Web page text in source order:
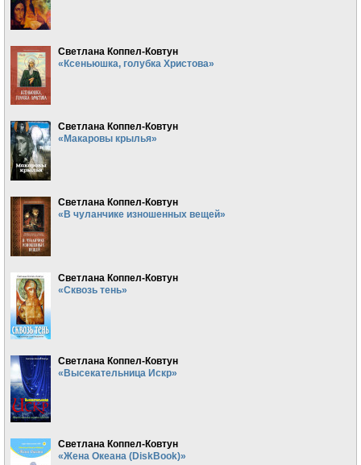
Светлана Коппел-Ковтун
«Ксеньюшка, голубка Христова»
Светлана Коппел-Ковтун
«Макаровы крылья»
Светлана Коппел-Ковтун
«В чуланчике изношенных вещей»
Светлана Коппел-Ковтун
«Сквозь тень»
Светлана Коппел-Ковтун
«Высекательница Искр»
Светлана Коппел-Ковтун
«Жена Океана (DiskBook)»